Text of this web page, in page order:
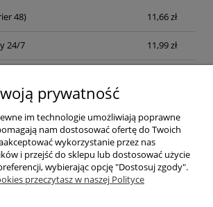
48) 11,66 zł
24/7 11,99 zł
Pomoc
prywatność
im technologie umożliwiają poprawne
nam dostosować ofertę do Twoich
wykorzystanie przez nas
i przejść do sklepu lub dostosować użycie
wybierając opcję "Dostosuj zgody".
przeczytasz w naszej Polityce